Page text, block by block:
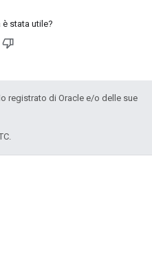
stata utile?
registrato di Oracle e/o delle sue